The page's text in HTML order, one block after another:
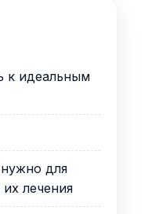
к идеальным
для
лечения